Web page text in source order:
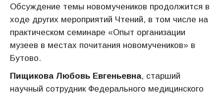
Обсуждение темы новомучеников продолжится в
ходе других мероприятий Чтений, в том числе на
практическом семинаре «Опыт организации
музеев в местах почитания новомучеников» в
Бутово.
Пищикова Любовь Евгеньевна, старший
научный сотрудник Федерального медицинского